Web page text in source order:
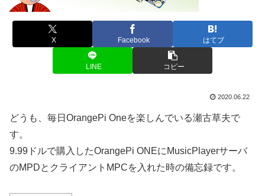
X Facebook はてブ
LINE コピー
2020.06.22
どうも、毎日OrangePi Oneを楽しんでいる瀬古草夫で
す。
9.99ドルで購入したOrangePi ONEにMusicPlayerサーバ
のMPDとクライアントMPCを入れた時の備忘録です。